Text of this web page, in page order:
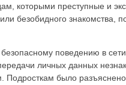
которыми преступные и
безобидного знакомства,
поведению в
личных данных
было